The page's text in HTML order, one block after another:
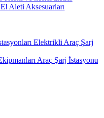
El Aleti Aksesuarları
Elektrikli Araç Şarj
Araç Şarj İstasyonu